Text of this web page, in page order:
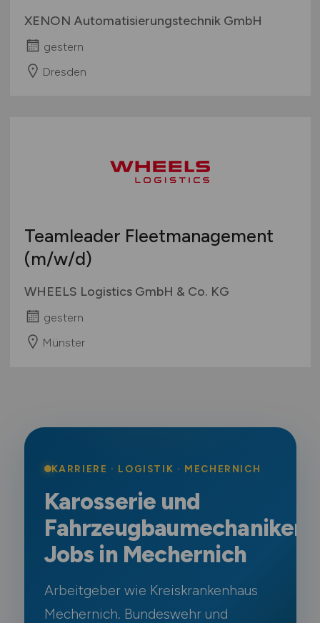
XENON Automatisierungstechnik GmbH
gestern
Dresden
Teamleader Fleetmanagement
(m/w/d)
WHEELS Logistics GmbH & Co. KG
gestern
Münster
KARRIERE · LOGISTIK · MECHERNICH
Karosserie und
Fahrzeugbaumechaniker
Jobs in Mechernich
Arbeitgeber wie Kreiskrankenhaus
Mechernich. Bundeswehr und